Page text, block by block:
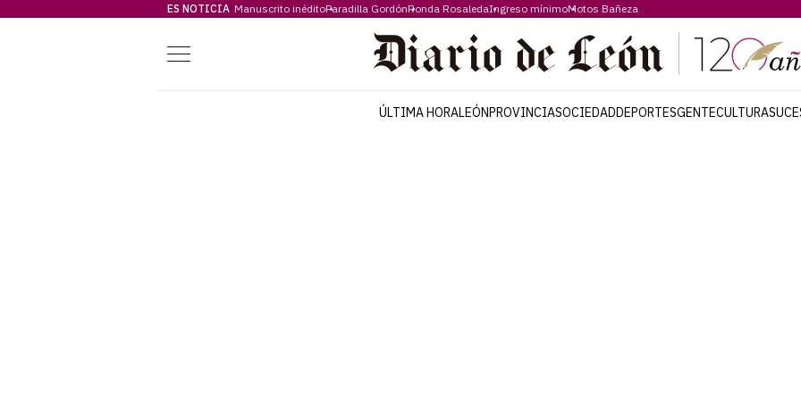
ES NOTICIA Manuscrito inéditoParadilla GordónRonda RosaledaIngreso mínimoMotos Bañeza
Menú
ÚLTIMA HORALEÓNPROVINCIASOCIEDADDEPORTESGENTECULTURA